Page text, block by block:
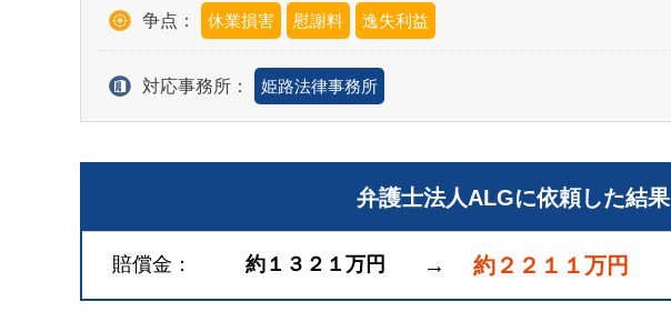
争点： 休業損害 慰謝料 逸失利益
対応事務所： 姫路法律事務所
弁護士法人ALGに依頼した結果
賠償金 約１３２１万円 → 約２２１１万円